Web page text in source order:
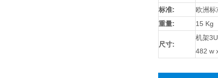
标准:
欧洲
重量:
15 Kg
尺寸:
机架
482 w